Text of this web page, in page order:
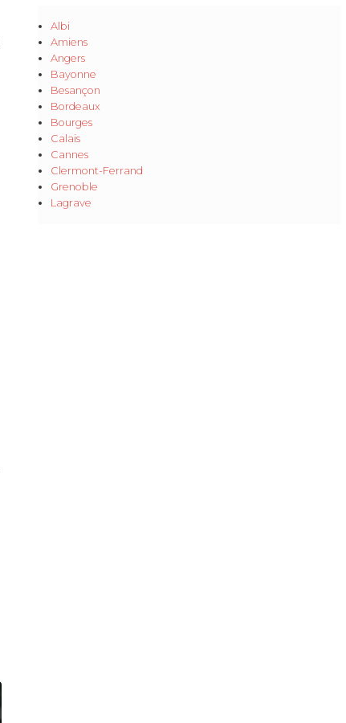
Albi
Amiens
Angers
Bayonne
Besançon
Bordeaux
Bourges
Calais
Cannes
Clermont-Ferrand
Grenoble
Lagrave